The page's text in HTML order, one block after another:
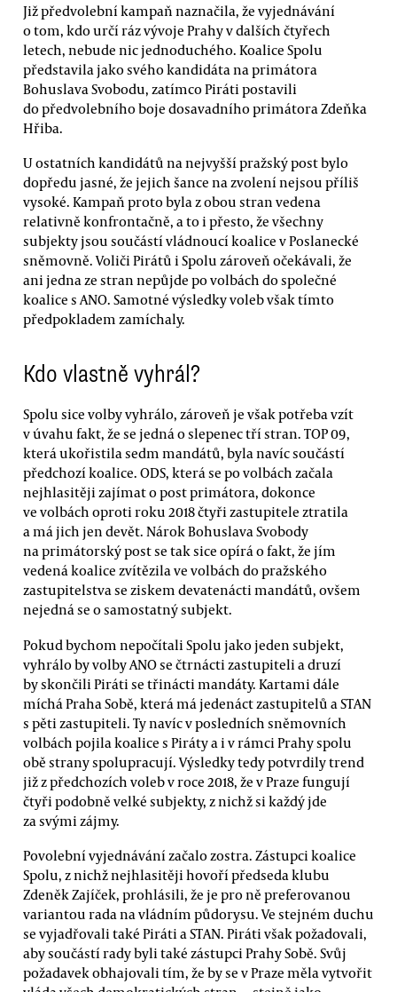
Již předvolební kampaň naznačila, že vyjednávání
o tom, kdo určí ráz vývoje Prahy v dalších čtyřech
letech, nebude nic jednoduchého. Koalice Spolu
představila jako svého kandidáta na primátora
Bohuslava Svobodu, zatímco Piráti postavili
do předvolebního boje dosavadního primátora Zdeňka
Hřiba.
U ostatních kandidátů na nejvyšší pražský post bylo
dopředu jasné, že jejich šance na zvolení nejsou příliš
vysoké. Kampaň proto byla z obou stran vedena
relativně konfrontačně, a to i přesto, že všechny
subjekty jsou součástí vládnoucí koalice v Poslanecké
sněmovně. Voliči Pirátů i Spolu zároveň očekávali, že
ani jedna ze stran nepůjde po volbách do společné
koalice s ANO. Samotné výsledky voleb však tímto
předpokladem zamíchaly.
Kdo vlastně vyhrál?
Spolu sice volby vyhrálo, zároveň je však potřeba vzít
v úvahu fakt, že se jedná o slepenec tří stran. TOP 09,
která ukořistila sedm mandátů, byla navíc součástí
předchozí koalice. ODS, která se po volbách začala
nejhlasitěji zajímat o post primátora, dokonce
ve volbách oproti roku 2018 čtyři zastupitele ztratila
a má jich jen devět. Nárok Bohuslava Svobody
na primátorský post se tak sice opírá o fakt, že jím
vedená koalice zvítězila ve volbách do pražského
zastupitelstva se ziskem devatenácti mandátů, ovšem
nejedná se o samostatný subjekt.
Pokud bychom nepočítali Spolu jako jeden subjekt,
vyhrálo by volby ANO se čtrnácti zastupiteli a druzí
by skončili Piráti se třinácti mandáty. Kartami dále
míchá Praha Sobě, která má jedenáct zastupitelů a STAN
s pěti zastupiteli. Ty navíc v posledních sněmovních
volbách pojila koalice s Piráty a i v rámci Prahy spolu
obě strany spolupracují. Výsledky tedy potvrdily trend
již z předchozích voleb v roce 2018, že v Praze fungují
čtyři podobně velké subjekty, z nichž si každý jde
za svými zájmy.
Povolební vyjednávání začalo zostra. Zástupci koalice
Spolu, z nichž nejhlasitěji hovoří předseda klubu
Zdeněk Zajíček, prohlásili, že je pro ně preferovanou
variantou rada na vládním půdorysu. Ve stejném duchu
se vyjadřovali také Piráti a STAN. Piráti však požadovali,
aby součástí rady byli také zástupci Prahy Sobě. Svůj
požadavek obhajovali tím, že by se v Praze měla vytvořit